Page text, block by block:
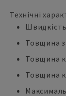
Технічні
Товщина
Товщина
Товщина